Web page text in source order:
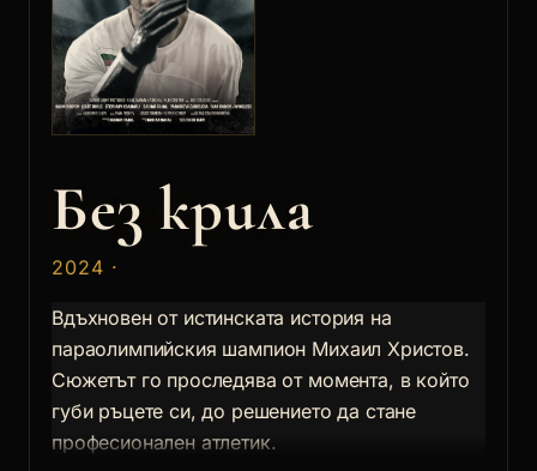
Без крила
2024 ·
Вдъхновен от истинската история на
параолимпийския шампион Михаил Христов.
Сюжетът го проследява от момента, в който
губи ръцете си, до решението да стане
професионален атлетик.